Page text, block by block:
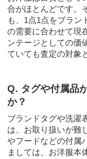
合がほとんどです。
も、1点1点をブラン
の需要に合わせて現
ンテージとしての価
ていても査定の対象
Q. タグや付属品
か？
ブランドタグや洗濯
は、お取り扱いが難
やフードなどの付属
ましては、お洋服本